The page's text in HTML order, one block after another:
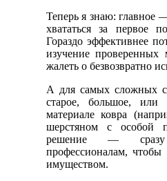
Теперь я знаю: главное
хвататься за первое
Гораздо эффективнее
изучение проверенных
жалеть о безвозвратно
А для самых сложных
старое, большое,
материале ковра
шерстяном с особой
решение —
профессионалам, чтобы
имуществом.